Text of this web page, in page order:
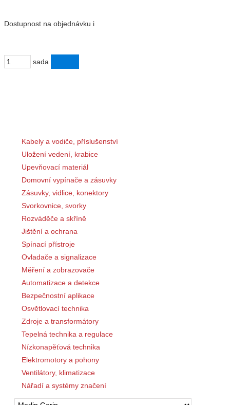
Dostupnost na objednávku i
sada
Kabely a vodiče, příslušenství
Uložení vedení, krabice
Upevňovací materiál
Domovní vypínače a zásuvky
Zásuvky, vidlice, konektory
Svorkovnice, svorky
Rozváděče a skříně
Jištění a ochrana
Spínací přístroje
Ovladače a signalizace
Měření a zobrazovače
Automatizace a detekce
Bezpečnostní aplikace
Osvětlovací technika
Zdroje a transformátory
Tepelná technika a regulace
Nízkonapěťová technika
Elektromotory a pohony
Ventilátory, klimatizace
Nářadí a systémy značení